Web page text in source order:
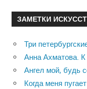
ЗАМЕТКИ
Три
Анна Ахматова.
Ангел мой, будь
Когда меня